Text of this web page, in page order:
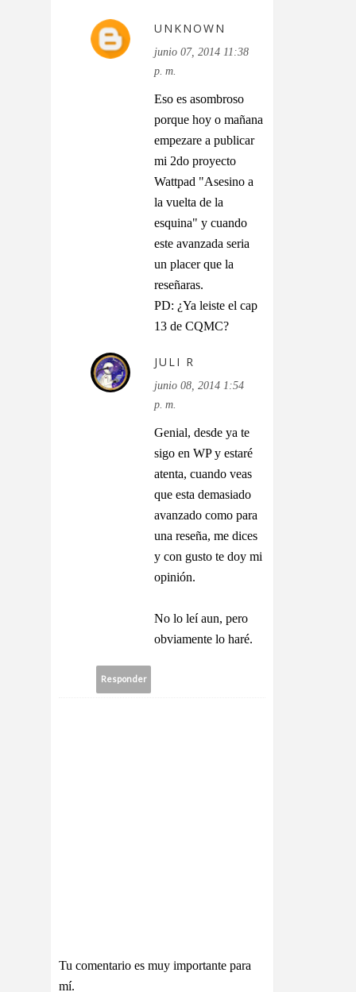
UNKNOWN
junio 07, 2014 11:38
p. m.
Eso es asombroso
porque hoy o mañana
empezare a publicar
mi 2do proyecto
Wattpad "Asesino a
la vuelta de la
esquina" y cuando
este avanzada seria
un placer que la
reseñaras.
PD: ¿Ya leiste el cap
13 de CQMC?
JULI R
junio 08, 2014 1:54
p. m.
Genial, desde ya te
sigo en WP y estaré
atenta, cuando veas
que esta demasiado
avanzado como para
una reseña, me dices
y con gusto te doy mi
opinión.
No lo leí aun, pero
obviamente lo haré.
Responder
Tu comentario es muy importante para
mí.